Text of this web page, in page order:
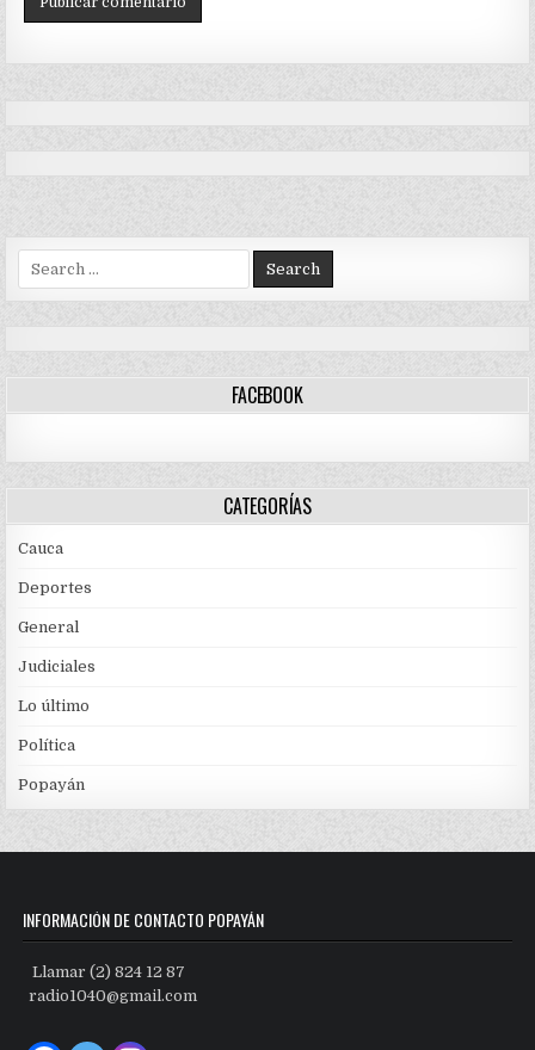
Search
for:
FACEBOOK
CATEGORÍAS
Cauca
Deportes
General
Judiciales
Lo último
Política
Popayán
INFORMACIÓN DE CONTACTO POPAYÁN
Llamar (2) 824 12 87
radio1040@gmail.com